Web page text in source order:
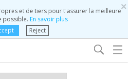
×
et de tiers pour t'assurer la meilleure
possible. En savoir plus
Reject
☰